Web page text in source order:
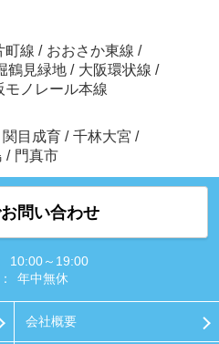
町線 / おおさか東線 /
鶴見緑地 / 大阪環状線 /
モノレール本線
関目成育 / 千林大宮 /
/ 門真市
問い合わせ
10:00～19:00
年中無休
会社概要